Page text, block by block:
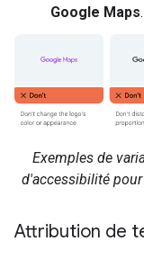
Google Maps.
Exemples de
d'accessibilité
Attribution de